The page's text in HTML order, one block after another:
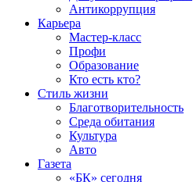
Антикоррупция
Карьера
Мастер-класс
Профи
Образование
Кто есть кто?
Стиль жизни
Благотворительность
Среда обитания
Культура
Авто
Газета
«БК» сегодня